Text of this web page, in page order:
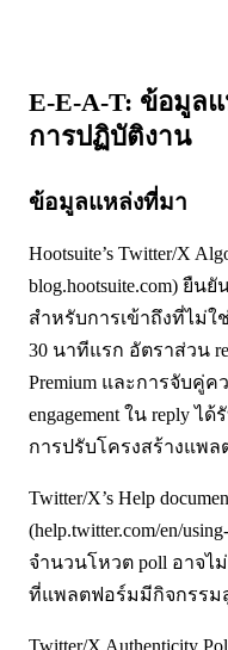
E-E-A-T: ข้อมูล
การปฏิบัติงาน
ข้อมูลแหล่งที่มา
Hootsuite’s Twitter/X
blog.hootsuite.com) ยื
สำหรับการเข้าถึงที่ไม่ใช่
30 นาทีแรก อัตราส่วน
Premium และการจับคู่ค
engagement ใน reply
การปรับโครงสร้างแพล
Twitter/X’s Help
(help.twitter.com/en/
จำนวนโหวต poll อาจไ
ที่แพลตฟอร์มมีกิจกรรม
Twitter/X Authenticity